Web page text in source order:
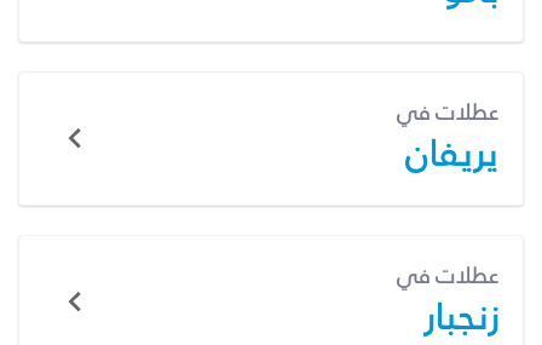
عطلات في
يريفان
عطلات في
زنجبار